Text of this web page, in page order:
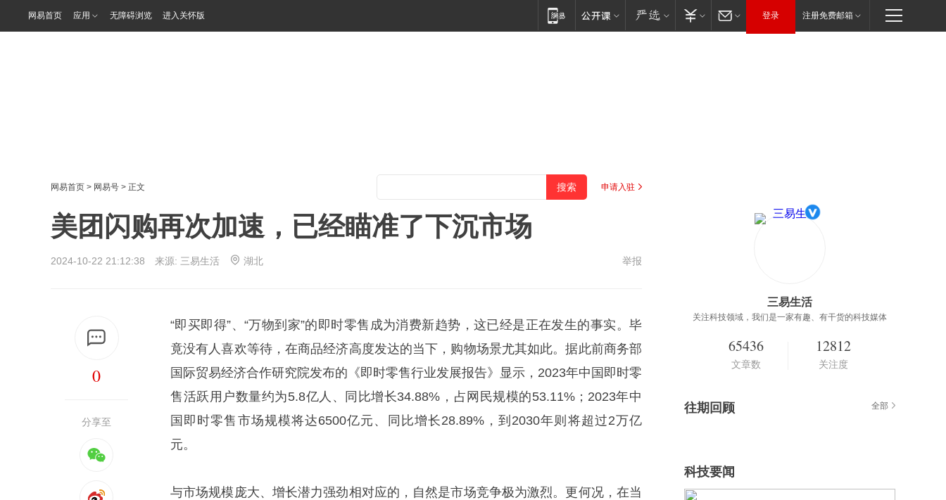
网易首页 应用 无障碍浏览 进入关怀版 登录 注册免费邮箱
网易首页 > 网易号 > 正文 申请入驻
美团闪购再次加速，已经瞄准了下沉市场
2024-10-22 21:12:38 来源: 三易生活 湖北 举报
0
分享至
“即买即得”、“万物到家”的即时零售成为消费新趋势，这已经是正在发生的事实。毕
竟没有人喜欢等待，在商品经济高度发达的当下，购物场景尤其如此。据此前商务部
国际贸易经济合作研究院发布的《即时零售行业发展报告》显示，2023年中国即时零
售活跃用户数量约为5.8亿人、同比增长34.88%，占网民规模的53.11%；2023年中
国即时零售市场规模将达6500亿元、同比增长28.89%，到2030年则将超过2万亿
元。
与市场规模庞大、增长潜力强劲相对应的，自然是市场竞争极为激烈。更何况，在当
三易生活
关注科技领域，我们是一家有趣、有干货的科技媒体
65436
文章数
12812
关注度
往期回顾 全部
科技要闻